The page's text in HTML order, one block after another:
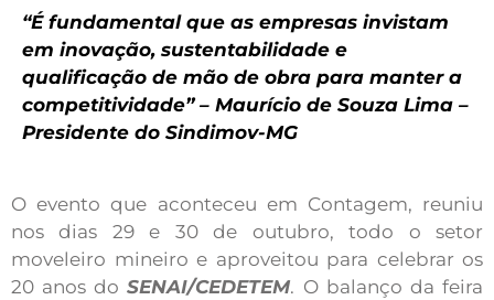
“É fundamental que as empresas invistam
em inovação, sustentabilidade e
qualificação de mão de obra para manter a
competitividade” – Maurício de Souza Lima –
Presidente do Sindimov-MG
O evento que aconteceu em Contagem, reuniu
nos dias 29 e 30 de outubro, todo o setor
moveleiro mineiro e aproveitou para celebrar os
20 anos doSENAI/CEDETEM. O balanço da feira